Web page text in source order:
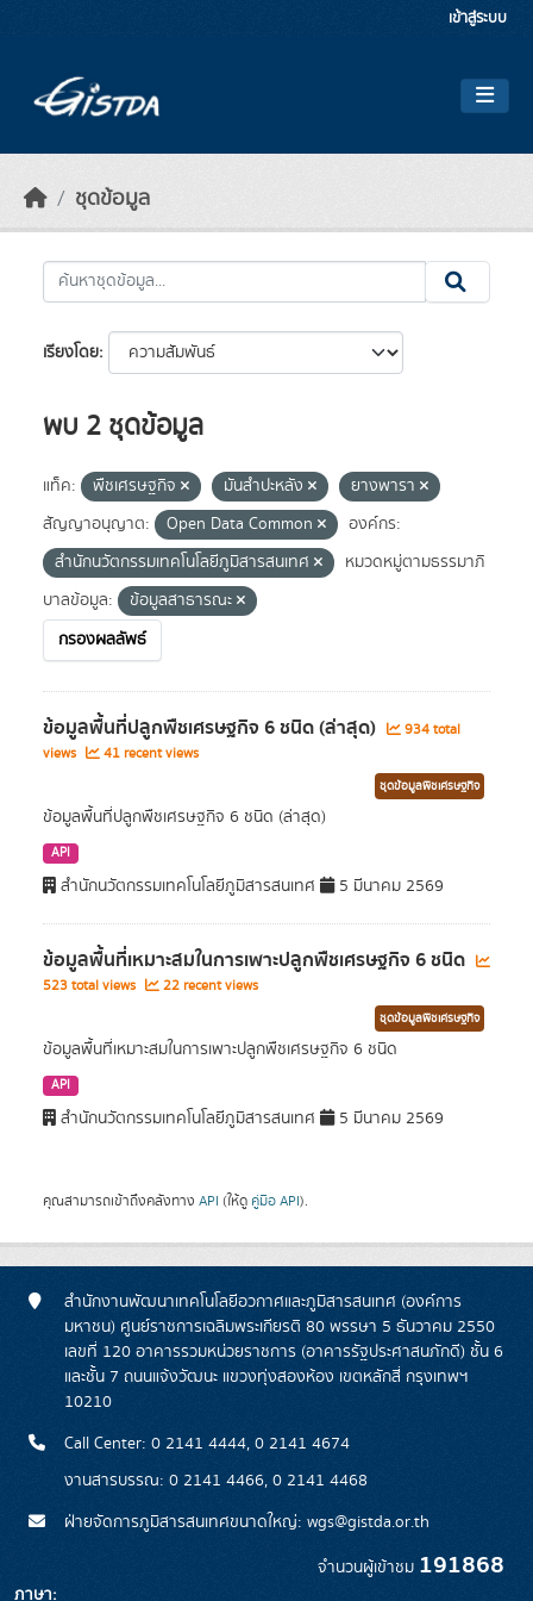
เข้าสู่ระบบ
ชุดข้อมูล
เรียงโดย
พบ 2 ชุดข้อมูล
แท็ค: พืชเศรษฐกิจ มันสำปะหลัง
ยางพารา
สัญญาอนุญาต:
Open Data Common
องค์กร:
สำนักนวัตกรรมเทคโนโลยีภูมิสารสนเทศ
หมวดหมู่ตามธรรมาภิ
บาลข้อมูล:
ข้อมูลสาธารณะ
กรองผลลัพธ์
ข้อมูลพื้นที่ปลูกพืชเศรษฐกิจ 6 ชนิด (ล่าสุด)
934 total
views
41 recent views
ชุดข้อมูลพืชเศรษฐกิจ
ข้อมูลพื้นที่ปลูกพืชเศรษฐกิจ 6 ชนิด (ล่าสุด)
API
สำนักนวัตกรรมเทคโนโลยีภูมิสารสนเทศ 5 มีนาคม 2569
ข้อมูลพื้นที่เหมาะสมในการเพาะปลูกพืชเศรษฐกิจ 6 ชนิด
523 total views 22 recent views
ชุดข้อมูลพืชเศรษฐกิจ
ข้อมูลพื้นที่เหมาะสมในการเพาะปลูกพืชเศรษฐกิจ 6 ชนิด
API
สำนักนวัตกรรมเทคโนโลยีภูมิสารสนเทศ 5 มีนาคม 2569
คุณสามารถเข้าถึงคลังทาง API (ให้ดู คู่มือ API).
สำนักงานพัฒนาเทคโนโลยีอวกาศและภูมิสารสนเทศ (องค์การ
มหาชน) ศูนย์ราชการเฉลิมพระเกียรติ 80 พรรษา 5 ธันวาคม 2550
เลขที่ 120 อาคารรวมหน่วยราชการ (อาคารรัฐประศาสนภักดี) ชั้น 6
และชั้น 7 ถนนแจ้งวัฒนะ แขวงทุ่งสองห้อง เขตหลักสี่ กรุงเทพฯ
10210
Call Center: 0 2141 4444, 0 2141 4674
งานสารบรรณ: 0 2141 4466, 0 2141 4468
ฝ่ายจัดการภูมิสารสนเทศขนาดใหญ่: wgs@gistda.or.th
จำนวนผู้เข้าชม 191868
ภาษา